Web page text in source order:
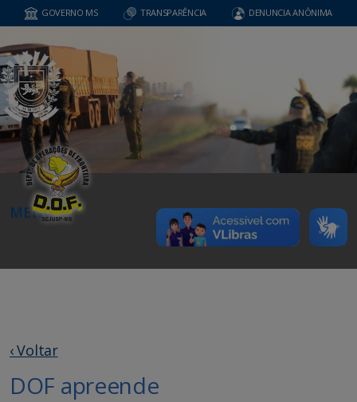
GOVERNO MS TRANSPARÊNCIA DENUNCIA ANÔNIMA
MENU
‹ Voltar
DOF apreende